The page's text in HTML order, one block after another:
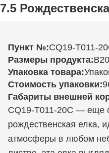
7.5
Пункт №:CQ19-T011-
Размеры продукта:
Упаковка товара:
Стоимость упаковки:
Габариты внешней
CQ19-T011-20C — еще
рождественская елка,
атмосферы в любом